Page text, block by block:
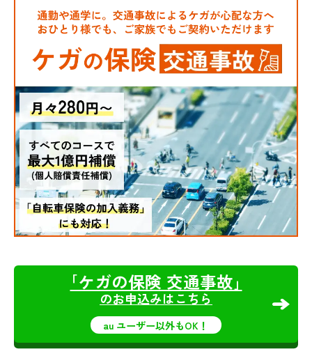
｢ケガの保険 交通事故｣
のお申込みはこちら
au ユーザー以外もOK！